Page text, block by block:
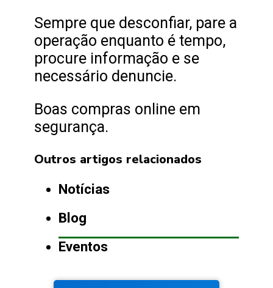
Sempre que desconfiar, pare a
operação enquanto é tempo,
procure informação e se
necessário denuncie.
Boas compras online em
segurança.
Outros artigos relacionados
Notícias
Blog
Eventos